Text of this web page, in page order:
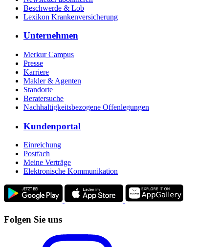
Beschwerde & Lob
Lexikon Krankenversicherung
Unternehmen
Merkur Campus
Presse
Karriere
Makler & Agenten
Standorte
Beratersuche
Nachhaltigkeitsbezogene Offenlegungen
Kundenportal
Einreichung
Postfach
Meine Verträge
Elektronische Kommunikation
Folgen Sie uns